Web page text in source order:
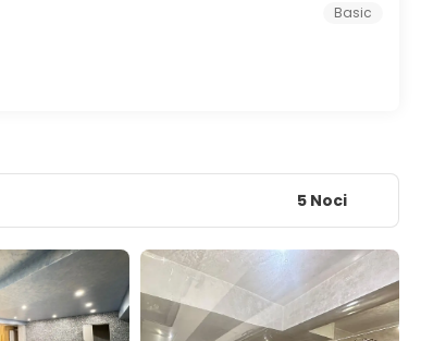
Basic
5 Noci